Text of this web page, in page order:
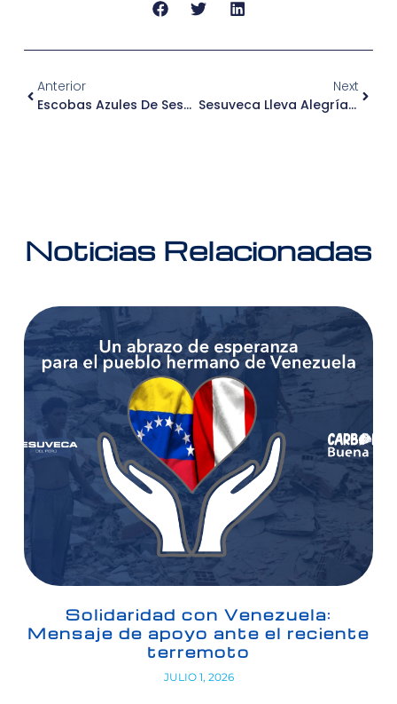
Anterior
Escobas Azules De Sesuveca Recupera Espacios Para La Comunidad En Adita Zannier De Murgia Y Villa Marina
Next
Sesuveca Lleva Alegría A Cientos De Niños En Salaverry Con El Evento “Vivamos La Navidad 2025”
Noticias Relacionadas
Solidaridad con Venezuela:
Mensaje de apoyo ante el reciente
terremoto
JULIO 1, 2026